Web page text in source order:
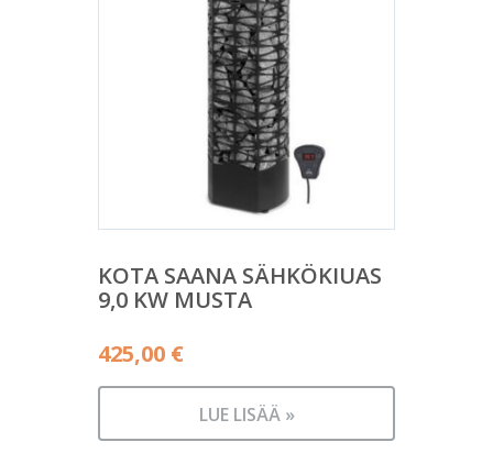
KOTA SAANA SÄHKÖKIUAS
9,0 KW MUSTA
425,00 €
LUE LISÄÄ »